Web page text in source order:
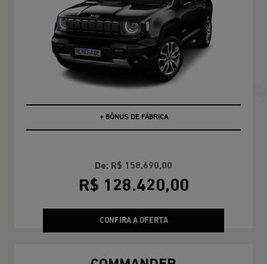
PCD
De: R$ 158.690,00
R$ 128.420,00
CONFIRA A OFERTA